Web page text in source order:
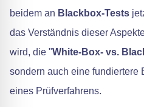
beidem an Blackbox-Tests
das Verständnis dieser
wird, die "White-Box- vs.
sondern auch eine fundiertere
eines Prüfverfahrens.